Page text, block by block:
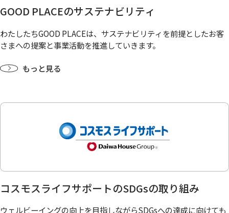
GOOD PLACEのサステナビリティ
わたしたちGOOD PLACEは、サステナビリティを前提としたお客
さまへの提案と事業活動を推進していきます。
もっと見る
コスモスライフサポートのSDGsの取り組み
ウェルビーイングの向上を目指しながらSDGsへの達成に向けても